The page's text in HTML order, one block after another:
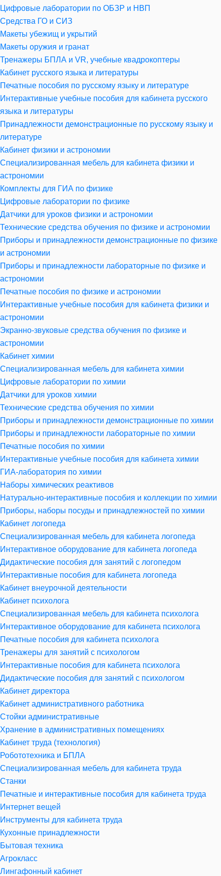
Цифровые лаборатории по ОБЗР и НВП
Средства ГО и СИЗ
Макеты убежищ и укрытий
Макеты оружия и гранат
Тренажеры БПЛА и VR, учебные квадрокоптеры
Кабинет русского языка и литературы
Печатные пособия по русскому языку и литературе
Интерактивные учебные пособия для кабинета русского
языка и литературы
Принадлежности демонстрационные по русскому языку и
литературе
Кабинет физики и астрономии
Специализированная мебель для кабинета физики и
астрономии
Комплекты для ГИА по физике
Цифровые лаборатории по физике
Датчики для уроков физики и астрономии
Технические средства обучения по физике и астрономии
Приборы и принадлежности демонстрационные по физике
и астрономии
Приборы и принадлежности лабораторные по физике и
астрономии
Печатные пособия по физике и астрономии
Интерактивные учебные пособия для кабинета физики и
астрономии
Экранно-звуковые средства обучения по физике и
астрономии
Кабинет химии
Специализированная мебель для кабинета химии
Цифровые лаборатории по химии
Датчики для уроков химии
Технические средства обучения по химии
Приборы и принадлежности демонстрационные по химии
Приборы и принадлежности лабораторные по химии
Печатные пособия по химии
Интерактивные учебные пособия для кабинета химии
ГИА-лаборатория по химии
Наборы химических реактивов
Натурально-интерактивные пособия и коллекции по химии
Приборы, наборы посуды и принадлежностей по химии
Кабинет логопеда
Специализированная мебель для кабинета логопеда
Интерактивное оборудование для кабинета логопеда
Дидактические пособия для занятий с логопедом
Интерактивные пособия для кабинета логопеда
Кабинет внеурочной деятельности
Кабинет психолога
Специализированная мебель для кабинета психолога
Интерактивное оборудование для кабинета психолога
Печатные пособия для кабинета психолога
Тренажеры для занятий с психологом
Интерактивные пособия для кабинета психолога
Дидактические пособия для занятий с психологом
Кабинет директора
Кабинет административного работника
Стойки административные
Хранение в административных помещениях
Кабинет труда (технология)
Робототехника и БПЛА
Специализированная мебель для кабинета труда
Станки
Печатные и интерактивные пособия для кабинета труда
Интернет вещей
Инструменты для кабинета труда
Кухонные принадлежности
Бытовая техника
Агрокласс
Лингафонный кабинет